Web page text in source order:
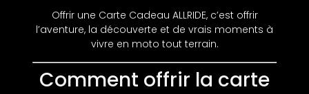
Offrir une Carte Cadeau ALLRIDE, c’est offrir
l’aventure, la découverte et de vrais moments à
vivre en moto tout terrain.
Comment offrir la carte